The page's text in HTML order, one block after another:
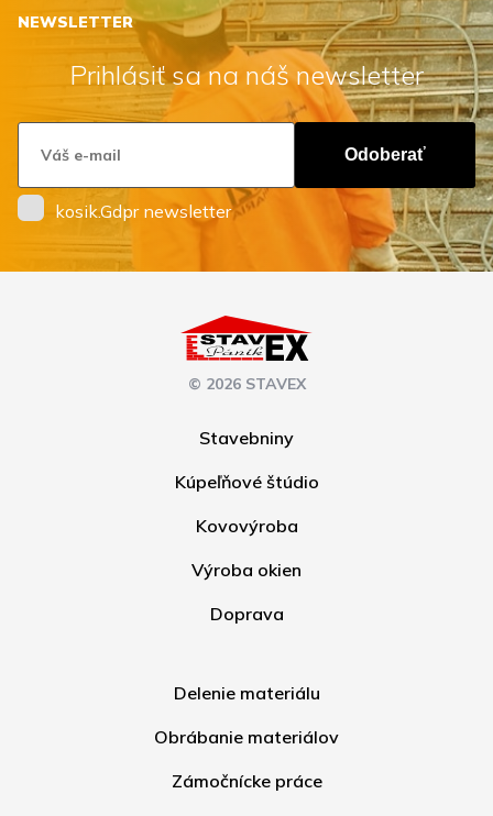
NEWSLETTER
Prihlásiť sa na náš newsletter
Odoberať
kosik.Gdpr newsletter
© 2026 STAVEX
Stavebniny
Kúpeľňové štúdio
Kovovýroba
Výroba okien
Doprava
Delenie materiálu
Obrábanie materiálov
Zámočnícke práce